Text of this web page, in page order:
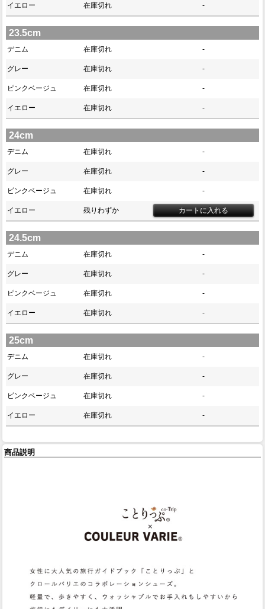
イエロー 在庫切れ -
23.5cm
デニム 在庫切れ -
グレー 在庫切れ -
ピンクベージュ 在庫切れ -
イエロー 在庫切れ -
24cm
デニム 在庫切れ -
グレー 在庫切れ -
ピンクベージュ 在庫切れ -
イエロー 残りわずか
24.5cm
デニム 在庫切れ -
グレー 在庫切れ -
ピンクベージュ 在庫切れ -
イエロー 在庫切れ -
25cm
デニム 在庫切れ -
グレー 在庫切れ -
ピンクベージュ 在庫切れ -
イエロー 在庫切れ -
商品説明